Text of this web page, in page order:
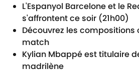
L'Espanyol Barcelone et le
s'affrontent ce soir (21h00)
Découvrez les compositions
match
Kylian Mbappé est titulaire
madrilène